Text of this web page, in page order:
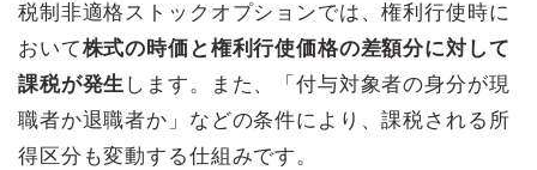
税制非適格ストックオプションでは、権利行使時に
おいて株式の時価と権利行使価格の差額分に対して
課税が発生 します。また、「付与対象者の身分が現
職者か退職者か」などの条件により、課税される所
得区分も変動する仕組みです。